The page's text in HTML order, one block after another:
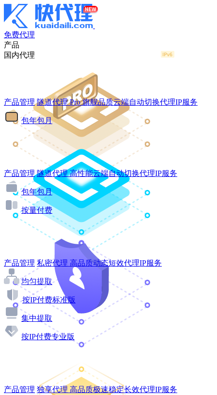
免费代理
产品
国内代理
产品管理 隧道代理Pro 旗舰品质云端自动切换代理IP服务
包年包月
产品管理 隧道代理 高性能云端自动切换代理IP服务
包年包月
按量付费
产品管理 私密代理 高品质动态短效代理IP服务
均匀提取
按IP付费标准版
集中提取
按IP付费专业版
产品管理 独享代理 高品质极速稳定长效代理IP服务